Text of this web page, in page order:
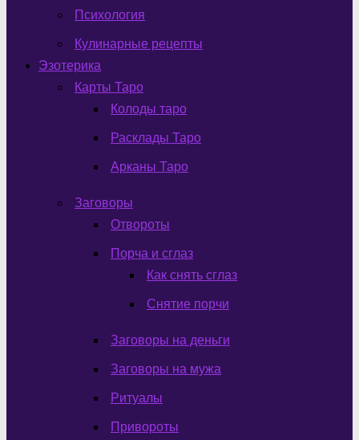
Психология
Кулинарные рецепты
Эзотерика
Карты Таро
Колоды таро
Расклады Таро
Арканы Таро
Заговоры
Отвороты
Порча и сглаз
Как снять сглаз
Снятие порчи
Заговоры на деньги
Заговоры на мужа
Ритуалы
Привороты